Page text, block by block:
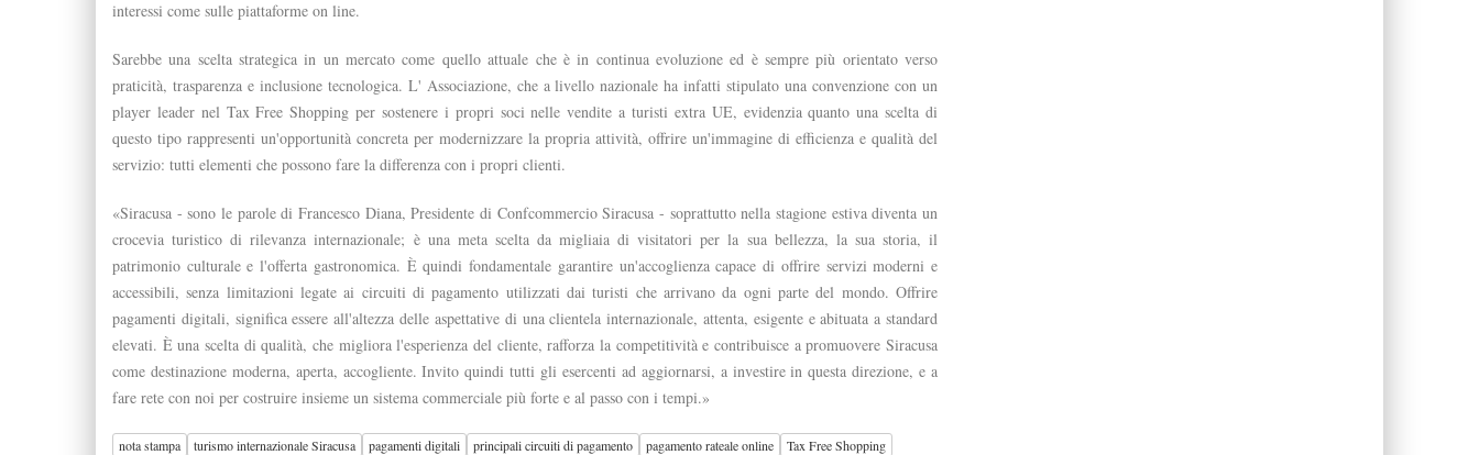
interessi come sulle piattaforme on line.
Sarebbe una scelta strategica in un mercato come quello attuale che è in continua evoluzione ed è sempre più orientato verso
praticità, trasparenza e inclusione tecnologica. L' Associazione, che a livello nazionale ha infatti stipulato una convenzione con un
player leader nel Tax Free Shopping per sostenere i propri soci nelle vendite a turisti extra UE, evidenzia quanto una scelta di
questo tipo rappresenti un'opportunità concreta per modernizzare la propria attività, offrire un'immagine di efficienza e qualità del
servizio: tutti elementi che possono fare la differenza con i propri clienti.
«Siracusa - sono le parole di Francesco Diana, Presidente di Confcommercio Siracusa - soprattutto nella stagione estiva diventa un
crocevia turistico di rilevanza internazionale; è una meta scelta da migliaia di visitatori per la sua bellezza, la sua storia, il
patrimonio culturale e l'offerta gastronomica. È quindi fondamentale garantire un'accoglienza capace di offrire servizi moderni e
accessibili, senza limitazioni legate ai circuiti di pagamento utilizzati dai turisti che arrivano da ogni parte del mondo. Offrire
pagamenti digitali, significa essere all'altezza delle aspettative di una clientela internazionale, attenta, esigente e abituata a standard
elevati. È una scelta di qualità, che migliora l'esperienza del cliente, rafforza la competitività e contribuisce a promuovere Siracusa
come destinazione moderna, aperta, accogliente. Invito quindi tutti gli esercenti ad aggiornarsi, a investire in questa direzione, e a
fare rete con noi per costruire insieme un sistema commerciale più forte e al passo con i tempi.»
nota stampa turismo internazionale Siracusa pagamenti digitali principali circuiti di pagamento pagamento rateale online Tax Free Shopping